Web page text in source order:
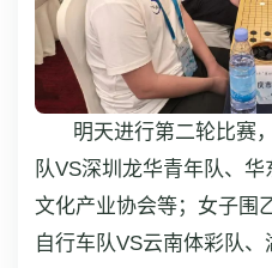
明天进行第二轮比赛
队VS深圳龙华青年队、
文化产业协会等；女子围
自行车队VS云南体彩队